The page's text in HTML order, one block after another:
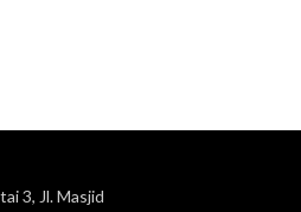
3, Jl. Masjid